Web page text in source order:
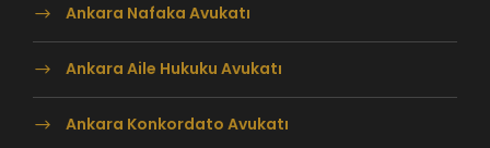
Ankara Nafaka Avukatı
Ankara Aile Hukuku Avukatı
Ankara Konkordato Avukatı